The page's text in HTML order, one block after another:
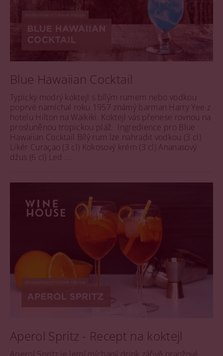
Blue Hawaiian Cocktail
Typicky modrý koktejl s bílým rumem nebo vodkou
poprvé namíchal roku 1957 známý barman Harry Yee z
hotelu Hilton na Waikiki. Koktejl vás přenese rovnou na
prosluněnou tropickou pláž. Ingredience pro Blue
Hawaiian Cocktail Bílý rum lze nahradit vodkou (3 cl)
Likér Curaçao (3 cl) Kokosový krém (3 cl) Ananasový
džus (6 cl) Led ...
Aperol Spritz - Recept na koktejl